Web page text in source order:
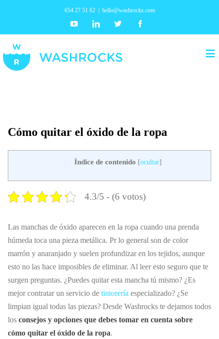
654 27 51 62 hello@washrocks.com
YoutubeLinkedin Twitter
Cómo quitar el óxido de la ropa
Índice de contenido [ocultar]
4.3/5 - (6 votos)
Las manchas de óxido aparecen en la ropa cuando una prenda
húmeda toca una pieza metálica. Pr lo general son de color
marrón y anaranjado y suelen profundizar en los tejidos, aunque
esto no las hace imposibles de eliminar. Al leer esto seguro que te
surgen preguntas. ¿Puedes quitar esta mancha tú mismo? ¿Es
mejor contratar un servicio de tintorería especializado? ¿Se
limpian igual todas las piezas? Desde Washrocks te dejamos todos
los consejos y opciones que debes tomar en cuenta sobre
cómo quitar el óxido de la ropa.